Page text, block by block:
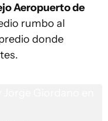
Aeropuerto de
rumbo al
donde